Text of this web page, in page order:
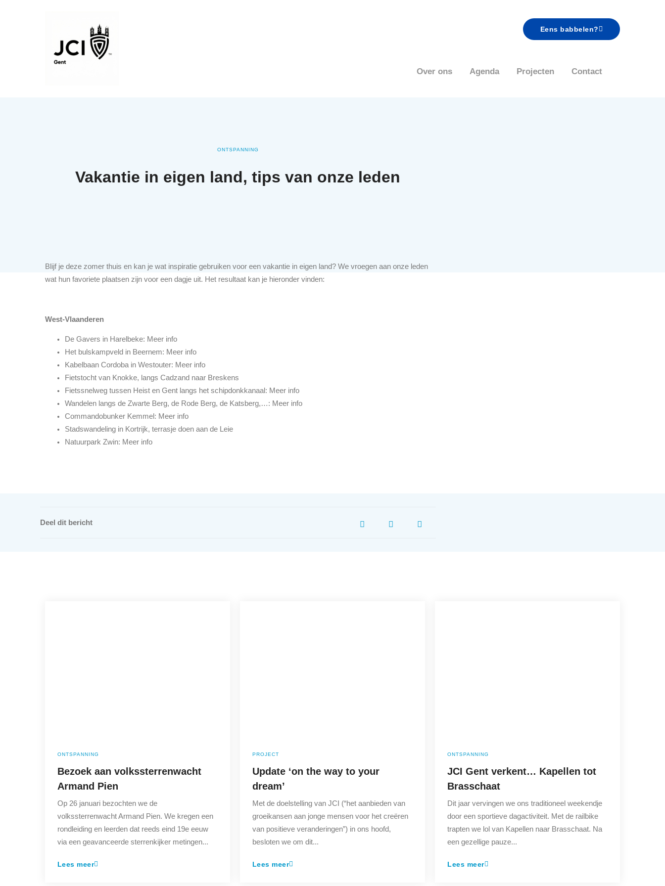
Eens babbelen?
Over ons Agenda Projecten Contact
ONTSPANNING
Vakantie in eigen land, tips van onze leden
Blijf je deze zomer thuis en kan je wat inspiratie gebruiken voor een vakantie in eigen land? We vroegen aan onze leden
wat hun favoriete plaatsen zijn voor een dagje uit. Het resultaat kan je hieronder vinden:
West-Vlaanderen
De Gavers in Harelbeke: Meer info
Het bulskampveld in Beernem: Meer info
Kabelbaan Cordoba in Westouter: Meer info
Fietstocht van Knokke, langs Cadzand naar Breskens
Fietssnelweg tussen Heist en Gent langs het schipdonkkanaal: Meer info
Wandelen langs de Zwarte Berg, de Rode Berg, de Katsberg,…: Meer info
Commandobunker Kemmel: Meer info
Stadswandeling in Kortrijk, terrasje doen aan de Leie
Natuurpark Zwin: Meer info
Deel dit bericht
ONTSPANNING
Bezoek aan volkssterrenwacht
Armand Pien
Op 26 januari bezochten we de
volkssterrenwacht Armand Pien. We kregen een
rondleiding en leerden dat reeds eind 19e eeuw
via een geavanceerde sterrenkijker metingen...
Lees meer
PROJECT
Update ‘on the way to your
dream’
Met de doelstelling van JCI (“het aanbieden van
groeikansen aan jonge mensen voor het creëren
van positieve veranderingen”) in ons hoofd,
besloten we om dit...
Lees meer
ONTSPANNING
JCI Gent verkent… Kapellen tot
Brasschaat
Dit jaar vervingen we ons traditioneel weekendje
door een sportieve dagactiviteit. Met de railbike
trapten we lol van Kapellen naar Brasschaat. Na
een gezellige pauze...
Lees meer